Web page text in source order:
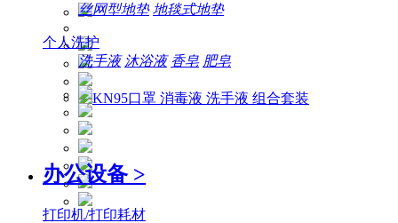
丝网型地垫 地毯式地垫
个人洗护
洗手液 沐浴液 香皂 肥皂
办公设备 >
打印机/打印耗材